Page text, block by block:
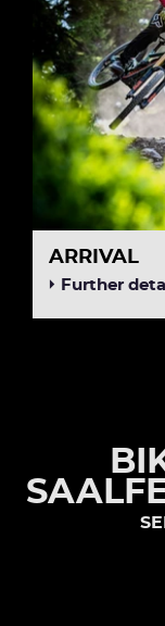
ARRIVAL
Further